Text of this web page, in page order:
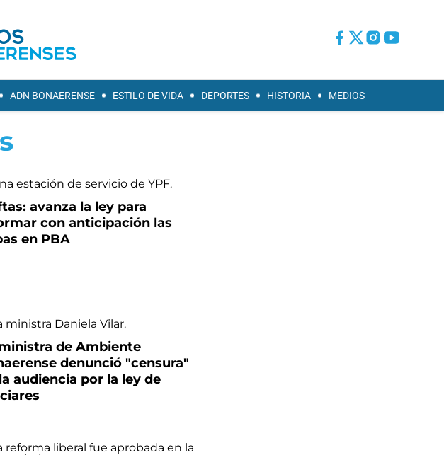
ADN BONAERENSE ESTILO DE VIDA DEPORTES HISTORIA MEDIOS
avanza la ley para
con anticipación las
en PBA
de Ambiente
denunció "censura"
audiencia por la ley de